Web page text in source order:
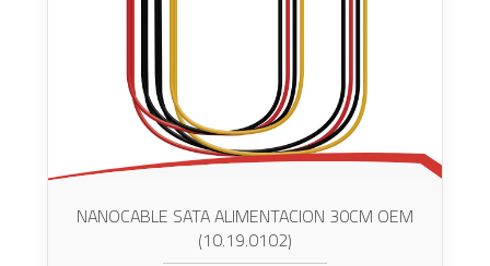
NANOCABLE SATA ALIMENTACION 30CM OEM
(10.19.0102)